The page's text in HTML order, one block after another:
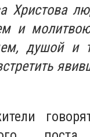
Христова
и
душой и